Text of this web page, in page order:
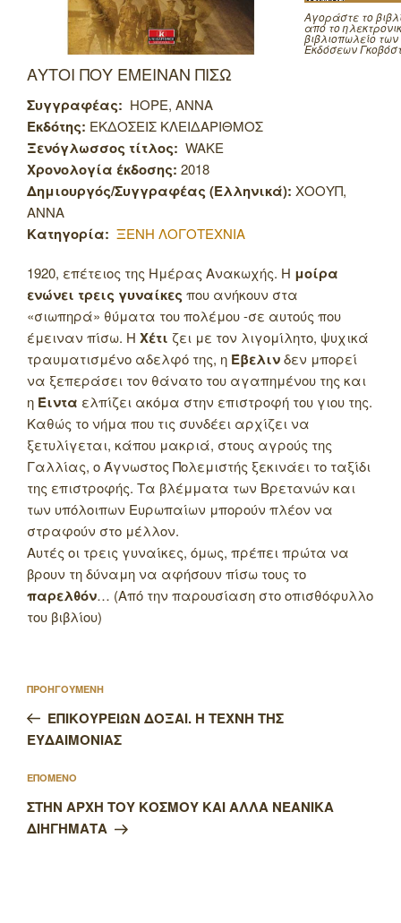
Αγοράστε το
από το
βιβλιοπωλείο των
Εκδόσεων
ΑΥΤΟΙ ΠΟΥ ΕΜΕΙΝΑΝ ΠΙΣΩ
Συγγραφέας: HOPE, ANNA
Εκδότης: ΕΚΔΟΣΕΙΣ ΚΛΕΙΔΑΡΙΘΜΟΣ
Ξενόγλωσσος τίτλος: WAKE
Χρονολογία έκδοσης: 2018
Δημιουργός/Συγγραφέας (Ελληνικά): ΧΟΟΥΠ,
ΑΝΝΑ
Κατηγορία: ΞΕΝΗ ΛΟΓΟΤΕΧΝΙΑ
1920, επέτειος της Ημέρας Ανακωχής. Η μοίρα
ενώνει τρεις γυναίκες που ανήκουν στα
«σιωπηρά» θύματα του πολέμου -σε αυτούς που
έμειναν πίσω. Η Χέτι ζει με τον λιγομίλητο, ψυχικά
τραυματισμένο αδελφό της, η Έβελινδεν μπορεί
να ξεπεράσει τον θάνατο του αγαπημένου της και
η Έιντα ελπίζει ακόμα στην επιστροφή του γιου της.
Καθώς το νήμα που τις συνδέει αρχίζει να
ξετυλίγεται, κάπου μακριά, στους αγρούς της
Γαλλίας, ο Άγνωστος Πολεμιστής ξεκινάει το ταξίδι
της επιστροφής. Τα βλέμματα των Βρετανών και
των υπόλοιπων Ευρωπαίων μπορούν πλέον να
στραφούν στο μέλλον.
Αυτές οι τρεις γυναίκες, όμως, πρέπει πρώτα να
βρουν τη δύναμη να αφήσουν πίσω τους το
παρελθόν… (Από την παρουσίαση στο οπισθόφυλλο
του βιβλίου)
άρθρων
Προηγούμενο
άρθρο
ΠΡΟΗΓΟΥΜΕΝΗ
ΕΠΙΚΟΥΡΕΙΩΝ ΔΟΞΑΙ. Η ΤΕΧΝΗ ΤΗΣ
ΕΥΔΑΙΜΟΝΙΑΣ
Επόμενο
άρθρο
ΕΠΟΜΕΝΟ
ΣΤΗΝ ΑΡΧΗ ΤΟΥ ΚΟΣΜΟΥ ΚΑΙ ΑΛΛΑ ΝΕΑΝΙΚΑ
ΔΙΗΓΗΜΑΤΑ